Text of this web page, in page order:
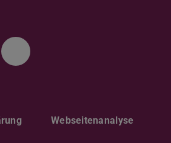
Darmstadt
der TU Darmstadt
Seite der TU
YouTube-Kanal der
Webseitenanalyse